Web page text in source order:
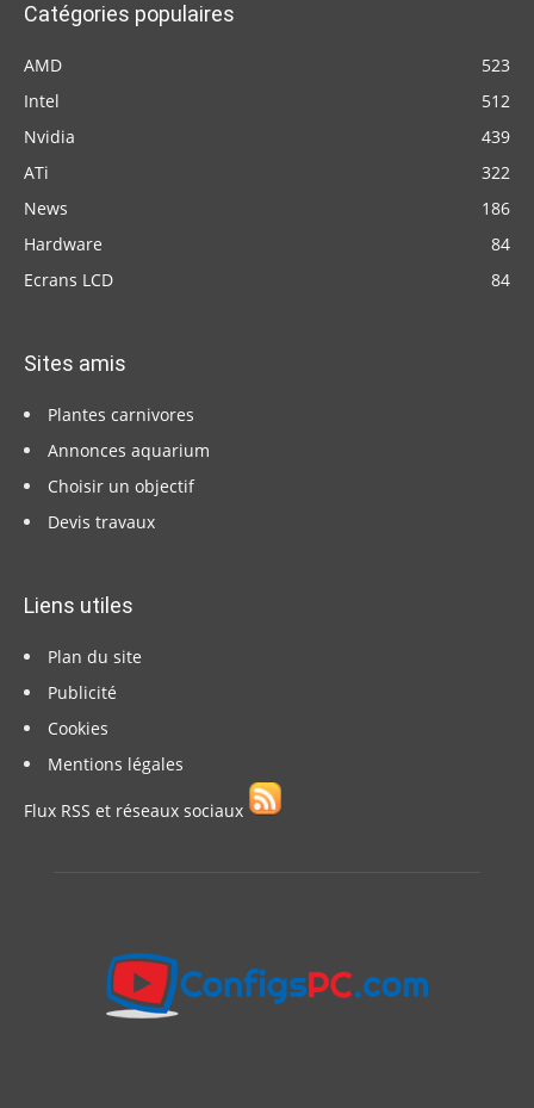
Catégories populaires
AMD
523
Intel
512
Nvidia
439
ATi
322
News
186
Hardware
84
Ecrans LCD
84
Sites amis
Plantes carnivores
Annonces aquarium
Choisir un objectif
Devis travaux
Liens utiles
Plan du site
Publicité
Cookies
Mentions légales
Flux RSS et réseaux sociaux